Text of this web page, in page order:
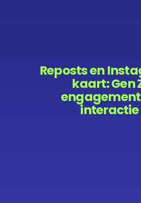
Reposts en
kaart: Gen
interactie